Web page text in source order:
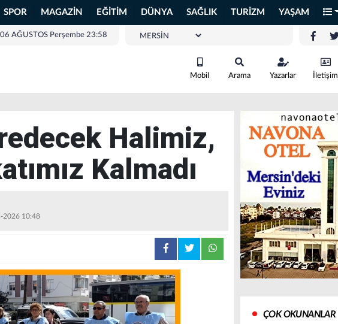
SPOR MAGAZİN EĞİTİM DÜNYA SAĞLIK TURİZM YAŞAM
06 AĞUSTOS Perşembe 23:58
Mobil Arama Yazarlar İletişim
Halimiz,
Kalmadı
2026 10:48
ÇOK OKUNANLAR